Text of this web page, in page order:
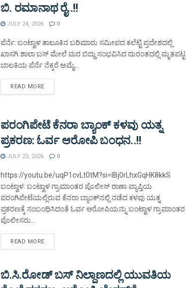
ಬಿ. ರಮಾನಾಥ ರೈ..!!
JULY 24, 2026 0
ಪೆರ್ನೆ: ಬಂಟ್ವಾಳ ತಾಲೂಕಿನ ಬರಿಮಾರು ಸಮೀಪದ ಕಲೆಟ್ಟಿ ಪ್ರದೇಶದಲ್ಲಿ
ಖಾಸಗಿ ಶಾಲಾ ಬಸ್ ಮೇಲೆ ಮರ ಬಿದ್ದು ಸಂಭವಿಸಿದ ದುರಂತದಲ್ಲಿ ಮೃತಪಟ್ಟ
ಬಾಲಕಿಯ ಪೆರ್ನೆ ನೆಕ್ಕರೆ ಅಮೈ...
READ MOREDETAILS
ಪರಂಗಿಪೇಟೆ ಕೆನರಾ ಬ್ಯಾಂಕ್ ಕಳವು ಯತ್ನ
ಪ್ರಕರಣ: ಓರ್ವ ಆರೋಪಿ ಬಂಧನ..!!
JULY 23, 2026 0
https://youtu.be/uqP1cvLt0tM?si=IBj0rLhxGqHK8kkS
ಬಂಟ್ವಾಳ: ಬಂಟ್ವಾಳ ಗ್ರಾಮಾಂತರ ಪೊಲೀಸ್ ಠಾಣಾ ವ್ಯಾಪ್ತಿಯ
ಪರಂಗಿಪೇಟೆಯಲ್ಲಿರುವ ಕೆನರಾ ಬ್ಯಾಂಕ್‌ನಲ್ಲಿ ನಡೆದ ಕಳವು ಯತ್ನ
ಪ್ರಕರಣಕ್ಕೆ ಸಂಬಂಧಿಸಿದಂತೆ ಓರ್ವ ಆರೋಪಿಯನ್ನು ಬಂಟ್ವಾಳ ಗ್ರಾಮಾಂತರ
ಪೊಲೀಸರು...
READ MOREDETAILS
ಬಿ.ಸಿ.ರೋಡ್ ಬಸ್ ನಿಲ್ದಾಣದಲ್ಲಿ ಯುವತಿಯ